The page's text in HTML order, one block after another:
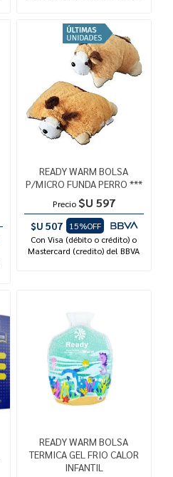
READY WARM BOLSA
P/MICRO FUNDA PERRO ***
Precio $U 597
$U 507
15%OFF
Con Visa (débito o crédito) o
Mastercard (credito) del BBVA
READY WARM BOLSA
TERMICA GEL FRIO CALOR
INFANTIL